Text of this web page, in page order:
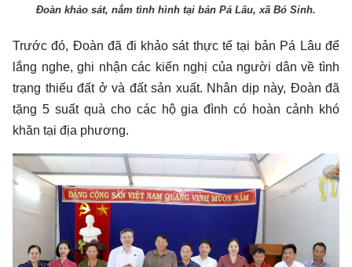
Đoàn khảo sát, nắm tình hình tại bản Pá Lâu, xã Bó Sinh.
Trước đó, Đoàn đã đi khảo sát thực tế tại bản Pá Lâu để
lắng nghe, ghi nhận các kiến nghị của người dân về tình
trạng thiếu đất ở và đất sản xuất. Nhân dịp này, Đoàn đã
tặng 5 suất quà cho các hộ gia đình có hoàn cảnh khó
khăn tại địa phương.